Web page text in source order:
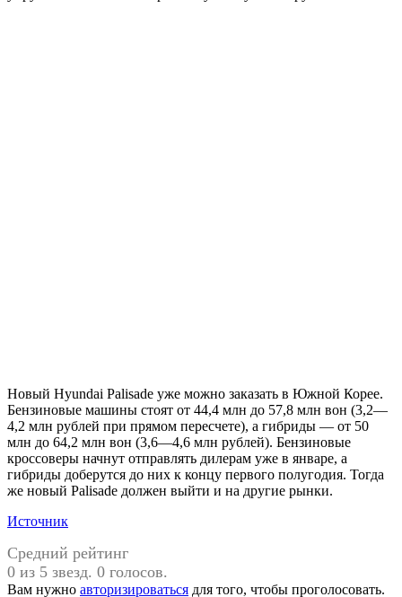
Новый Hyundai Palisade уже можно заказать в Южной Корее.
Бензиновые машины стоят от 44,4 млн до 57,8 млн вон (3,2—
4,2 млн рублей при прямом пересчете), а гибриды — от 50
млн до 64,2 млн вон (3,6—4,6 млн рублей). Бензиновые
кроссоверы начнут отправлять дилерам уже в январе, а
гибриды доберутся до них к концу первого полугодия. Тогда
же новый Palisade должен выйти и на другие рынки.
Источник
Средний рейтинг
0 из 5 звезд. 0 голосов.
Вам нужно авторизироваться для того, чтобы проголосовать.